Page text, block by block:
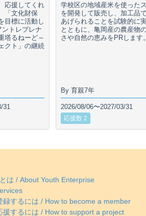
応援してくれ
「文化財保
目標に活動し
ントレプレナ
塔るねーど～
クト」の継続
31
学校区の地域産米を使った
を開発して販売し、加工品
あげられることを試験的に
とともに、亀岡産の農産物
さや自然の恵みをPRします
By 育親7年
2026/08/06〜2027/03/31
応援数 2
は / About Youth Enterprise
録するには / How to become a member
援するには / How to support a project